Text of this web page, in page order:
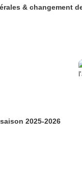
& changement
2025-2026